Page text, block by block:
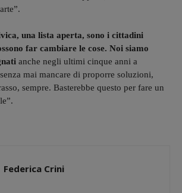
una lista aperta, sono i cittadini
far cambiare le cose. Noi siamo
anche negli ultimi cinque anni a
mai mancare di proporre soluzioni,
sempre. Basterebbe questo per fare un
Federica Crini